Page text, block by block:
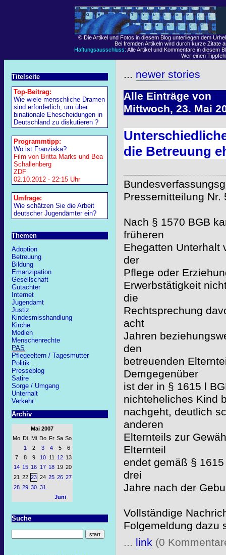
© Die Artikel und Fotos in diesem Blog unterliegen dem
Bei fremden Artikeln wird durch kurze Zitate
Haftungsausschluss: Alle Artikel und Kommentare in diesem
Wer einen
Titelseite
Top-Beitrag:
Wie wiele menschliche Dramen
sind erforderlich, um über
binationale Ehescheidungen in
Deutschland zu diskutieren ?
Programmtipp:
Wo ist Franziska?
Film von Britta Marks und Bea
Schallenberg
ZDF
02.10.2012 - 22:15 Uhr
Umfrage:
Wie schätzen Sie die Arbeit
deutscher Jugendämter ein?
Themen
Adoption
Betreuung
Bildung
Emanzipation
Gesellschaft
Gutachter
Internet
Jugendamt
Justiz
Kindesmisshandlung
Kirche
Medien
Menschenrechte
PAS
Pflegeeltern / Tagesmutter
Politik
Presseblog
Satire
Sorge / Umgang
Unterhalt
Verkehr
Archiv
Mai 2007
Mo Di Mi Do Fr Sa So
1
2 3 4 5
6
7
8 9 10 11 12 13
14 15 16 17 18 19 20
21 22 23 24 25 26 27
28 29 30 31
Juni
Suche
... newer stories
Alle Einträge von
Mittwoch, 23. Mai
die Betreuung
Pressemitteilung
Nach § 1570 BGB
früheren
Ehegatten Unterhalt
der
Pflege oder
Erwerbstätigkeit
die
Rechtsprechung
acht
Jahren
den
betreuenden
Demgegenüber
ist der in § 1615 l
nichteheliches Kind
nachgeht, deutlich
anderen
Elternteils zur
Elternteil
endet gemäß §
drei
Jahre nach der
Vollständige
Folgemeldung dazu
... link(0